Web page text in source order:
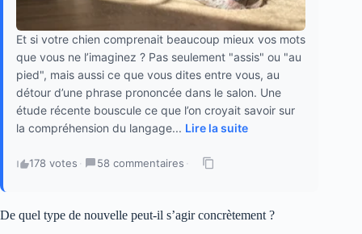
Et si votre chien comprenait beaucoup mieux vos mots
que vous ne l’imaginez ? Pas seulement "assis" ou "au
pied", mais aussi ce que vous dites entre vous, au
détour d’une phrase prononcée dans le salon. Une
étude récente bouscule ce que l’on croyait savoir sur
la compréhension du langage... Lire la suite
178 votes · 58 commentaires ·
De quel type de nouvelle peut-il s’agir concrètement ?